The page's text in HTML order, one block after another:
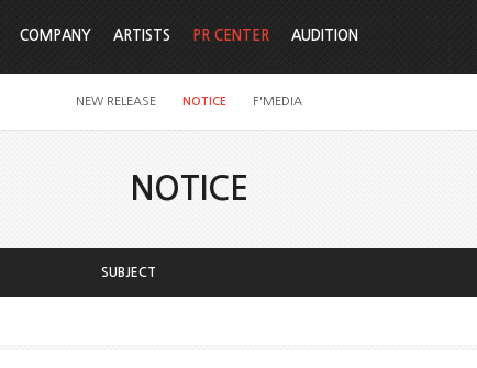
COMPANY ARTISTS PR CENTER
NEW RELEASE NOTICE F'MEDIA
AUDITION
NOTICE
SUBJECT